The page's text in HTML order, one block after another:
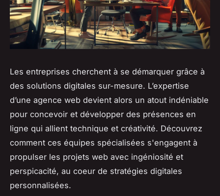
Les entreprises cherchent à se démarquer grâce à
des solutions digitales sur-mesure. L’expertise
d’une agence web devient alors un atout indéniable
pour concevoir et développer des présences en
ligne qui allient technique et créativité. Découvrez
comment ces équipes spécialisées s'engagent à
propulser les projets web avec ingéniosité et
perspicacité, au coeur de stratégies digitales
personnalisées.